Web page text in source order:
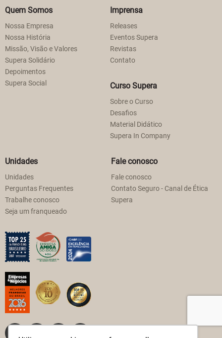
Quem Somos
Nossa Empresa
Nossa História
Missão, Visão e Valores
Supera Solidário
Depoimentos
Supera Social
Imprensa
Releases
Eventos Supera
Revistas
Contato
Curso Supera
Sobre o Curso
Desafios
Material Didático
Supera In Company
Unidades
Unidades
Perguntas Frequentes
Trabalhe conosco
Seja um franqueado
Fale conosco
Fale conosco
Contato Seguro - Canal de Ética
Supera